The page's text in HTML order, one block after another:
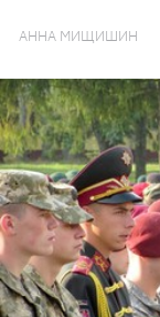
АННА МИЩИШИН